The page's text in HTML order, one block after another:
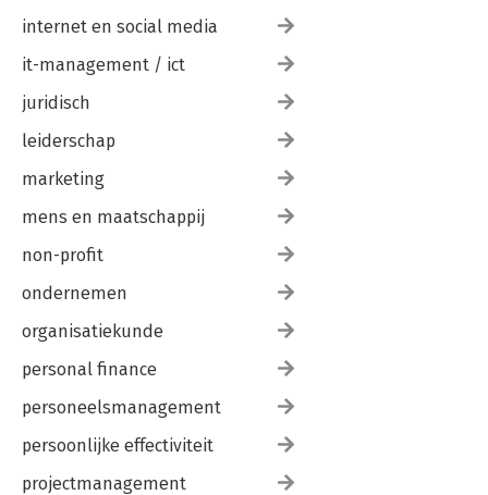
internet en social media
it-management / ict
juridisch
leiderschap
marketing
mens en maatschappij
non-profit
ondernemen
organisatiekunde
personal finance
personeelsmanagement
persoonlijke effectiviteit
projectmanagement